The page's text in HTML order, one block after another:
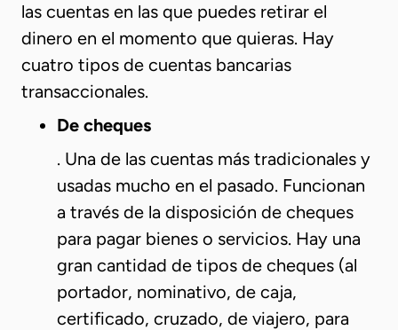
las cuentas en las que puedes retirar el
dinero en el momento que quieras. Hay
cuatro tipos de cuentas bancarias
transaccionales.
De cheques
. Una de las cuentas más tradicionales y
usadas mucho en el pasado. Funcionan
a través de la disposición de cheques
para pagar bienes o servicios. Hay una
gran cantidad de tipos de cheques (al
portador, nominativo, de caja,
certificado, cruzado, de viajero, para